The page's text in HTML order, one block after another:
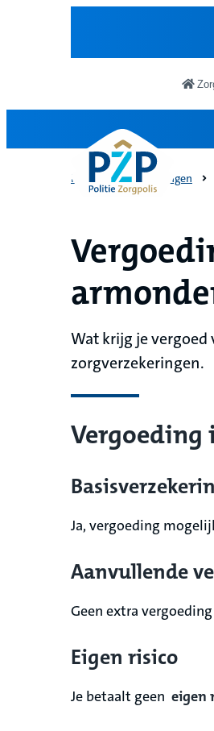
Home Vergoedingen
Wat krijg je
zorgverzekeringen.
Vergoeding
Ja, vergoeding
Aanvullende
Geen extra vergoeding
Eigen risico
Je betaalt geen eigen